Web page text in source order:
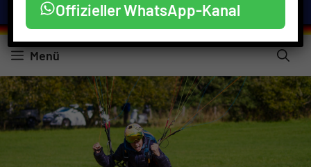
Menü
Offizieller WhatsApp-Kanal